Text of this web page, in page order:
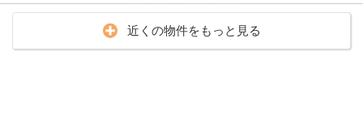
近くの物件をもっと見る